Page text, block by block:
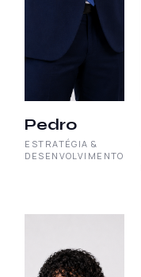
Pedro
ESTRATÉGIA &
DESENVOLVIMENTO